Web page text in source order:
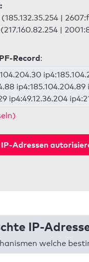
|
|
Record:
ip4:49.12.36.204
Adressen
IP-
welche